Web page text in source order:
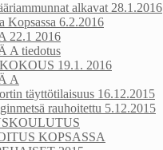
alkavat 28.1.2016
Kopsassa 6.2.2016
22.1 2016
A tiedotus
19.1. 2016
A
täyttötilaisuus 16.12.2015
rauhoitettu 5.12.2015
KOPSASSA